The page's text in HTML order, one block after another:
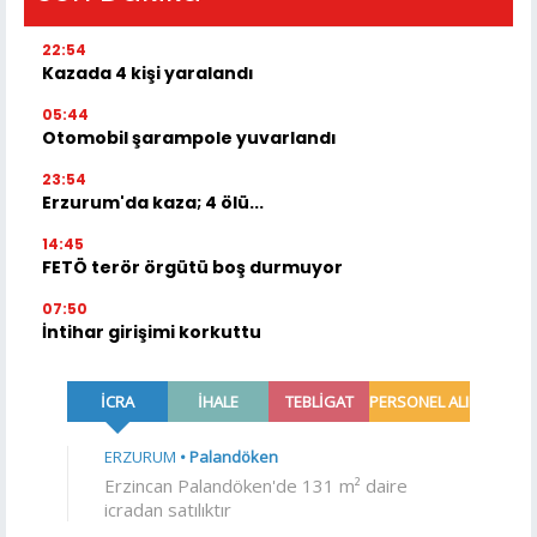
22:54
Kazada 4 kişi yaralandı
05:44
Otomobil şarampole yuvarlandı
23:54
Erzurum'da kaza; 4 ölü...
14:45
FETÖ terör örgütü boş durmuyor
07:50
İntihar girişimi korkuttu